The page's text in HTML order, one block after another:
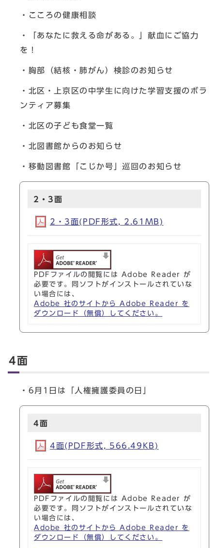
・こころの健康相談
・「あなたに救える命がある。」献血にご協力
を！
・胸部（結核・肺がん）検診のお知らせ
・北区・上京区の中学生に向けた学習支援のボラ
ンティア募集
・北区の子ども食堂一覧
・北図書館からのお知らせ
・移動図書館「こじか号」巡回のお知らせ
2・3面
2・3面(PDF形式, 2.61MB)
PDFファイルの閲覧には Adobe Reader が
必要です。同ソフトがインストールされていな
い場合には、
Adobe 社のサイトから Adobe Reader を
ダウンロード（無償）してください。
4面
・6月1日は「人権擁護委員の日」
4面
4面(PDF形式, 566.49KB)
PDFファイルの閲覧には Adobe Reader が
必要です。同ソフトがインストールされていな
い場合には、
Adobe 社のサイトから Adobe Reader を
ダウンロード（無償）してください。